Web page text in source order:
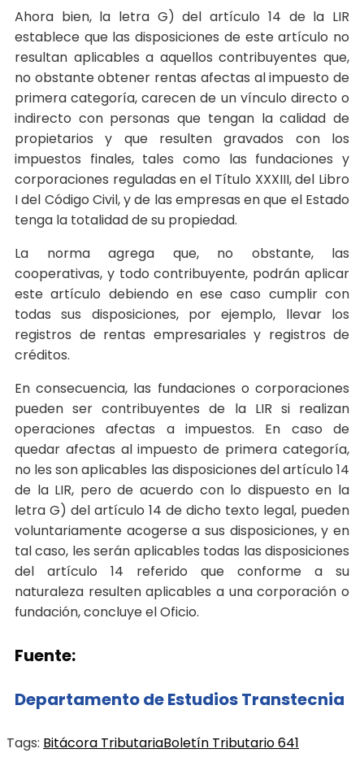
Ahora bien, la letra G) del artículo 14 de la LIR
establece que las disposiciones de este artículo no
resultan aplicables a aquellos contribuyentes que,
no obstante obtener rentas afectas al impuesto de
primera categoría, carecen de un vínculo directo o
indirecto con personas que tengan la calidad de
propietarios y que resulten gravados con los
impuestos finales, tales como las fundaciones y
corporaciones reguladas en el Título XXXIII, del Libro
I del Código Civil, y de las empresas en que el Estado
tenga la totalidad de su propiedad.
La norma agrega que, no obstante, las
cooperativas, y todo contribuyente, podrán aplicar
este artículo debiendo en ese caso cumplir con
todas sus disposiciones, por ejemplo, llevar los
registros de rentas empresariales y registros de
créditos.
En consecuencia, las fundaciones o corporaciones
pueden ser contribuyentes de la LIR si realizan
operaciones afectas a impuestos. En caso de
quedar afectas al impuesto de primera categoría,
no les son aplicables las disposiciones del artículo 14
de la LIR, pero de acuerdo con lo dispuesto en la
letra G) del artículo 14 de dicho texto legal, pueden
voluntariamente acogerse a sus disposiciones, y en
tal caso, les serán aplicables todas las disposiciones
del artículo 14 referido que conforme a su
naturaleza resulten aplicables a una corporación o
fundación, concluye el Oficio.
Fuente:
Departamento de Estudios Transtecnia
Tags: Bitácora TributariaBoletín Tributario 641